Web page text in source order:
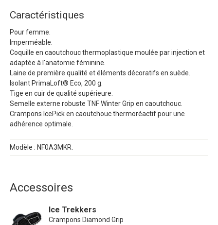
Caractéristiques
Pour femme.
Imperméable.
Coquille en caoutchouc thermoplastique moulée par injection et
adaptée à l'anatomie féminine.
Laine de première qualité et éléments décoratifs en suède.
Isolant PrimaLoft® Eco, 200 g.
Tige en cuir de qualité supérieure.
Semelle externe robuste TNF Winter Grip en caoutchouc.
Crampons IcePick en caoutchouc thermoréactif pour une
adhérence optimale.
Modèle : NF0A3MKR.
Accessoires
Ice Trekkers
Crampons Diamond Grip